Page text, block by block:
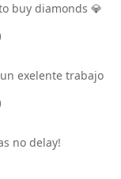
buy diamonds 💎
exelente trabajo
no delay!